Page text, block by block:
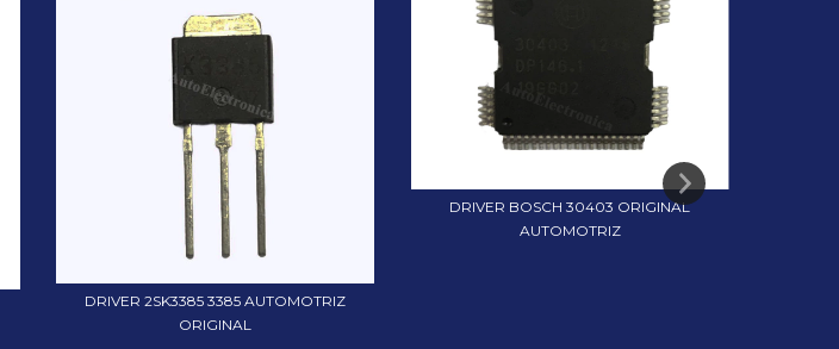
DRIVER 2SK3385 3385 AUTOMOTRIZ
ORIGINAL
DRIVER BOSCH 30403 ORIGINAL
AUTOMOTRIZ